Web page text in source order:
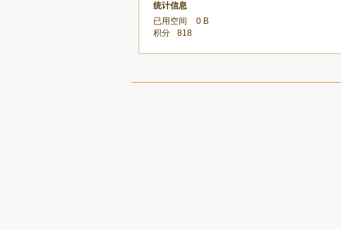
统计信息
已用空间
0 B
积分
818